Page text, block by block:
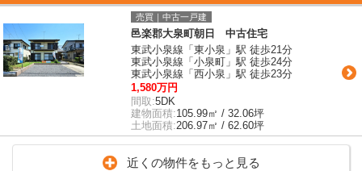
売買｜中古一戸建
邑楽郡大泉町朝日 中古住宅
東武小泉線「東小泉」駅 徒歩21分
東武小泉線「小泉町」駅 徒歩24分
東武小泉線「西小泉」駅 徒歩23分
1,580万円
間取:5DK
建物面積:105.99㎡ / 32.06坪
土地面積:206.97㎡ / 62.60坪
近くの物件をもっと見る